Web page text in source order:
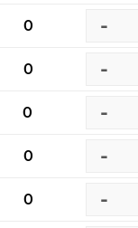
0 -
0 -
0 -
0 -
0 -